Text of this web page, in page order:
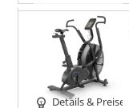
Details & Preise